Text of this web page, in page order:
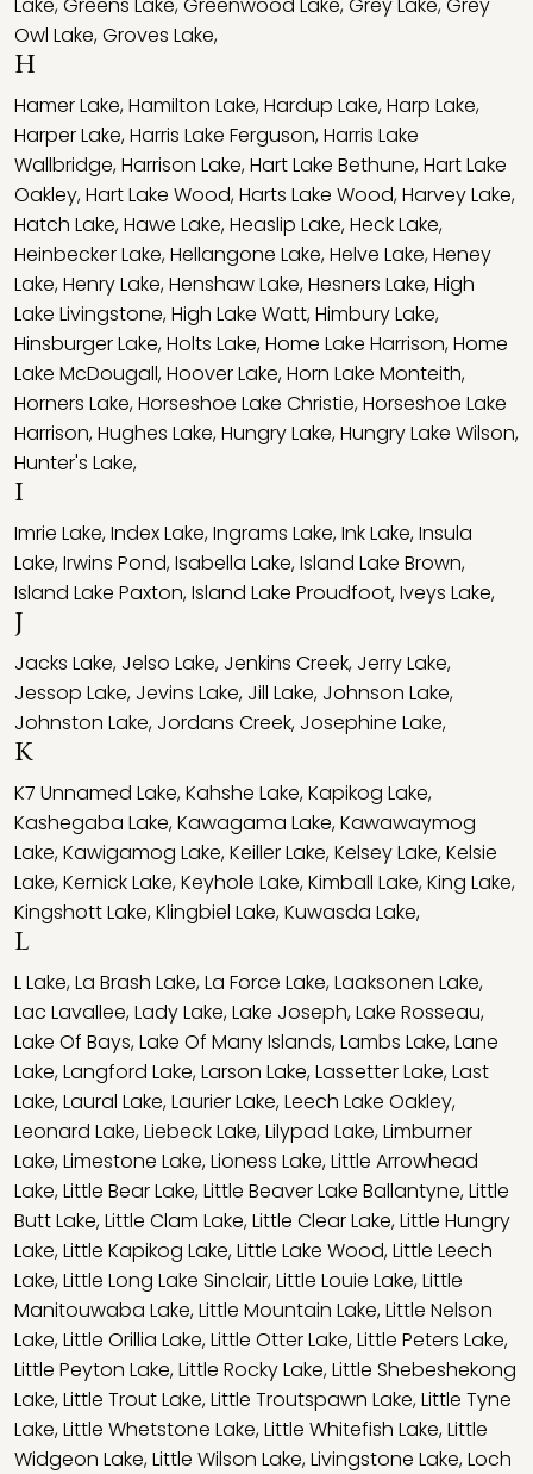
Owl Lake,Groves Lake,
H
Hamer Lake,Hamilton Lake,Hardup Lake,Harp Lake,
Harper Lake,Harris Lake Ferguson,Harris Lake
Wallbridge,Harrison Lake,Hart Lake Bethune,Hart Lake
Oakley,Hart Lake Wood,Harts Lake Wood,Harvey Lake,
Hatch Lake,Hawe Lake,Heaslip Lake,Heck Lake,
Heinbecker Lake,Hellangone Lake,Helve Lake,Heney
Lake,Henry Lake,Henshaw Lake,Hesners Lake,High
Lake Livingstone,High Lake Watt,Himbury Lake,
Hinsburger Lake,Holts Lake,Home Lake Harrison,Home
Lake McDougall,Hoover Lake,Horn Lake Monteith,
Horners Lake,Horseshoe Lake Christie,Horseshoe Lake
Harrison,Hughes Lake,Hungry Lake,Hungry Lake Wilson,
Hunter's Lake,
I
Imrie Lake,Index Lake,Ingrams Lake,Ink Lake,Insula
Lake,Irwins Pond,Isabella Lake,Island Lake Brown,
Island Lake Paxton,Island Lake Proudfoot,Iveys Lake,
J
Jacks Lake, Jelso Lake, Jenkins Creek, Jerry Lake,
Jessop Lake, Jevins Lake, Jill Lake, Johnson Lake,
Johnston Lake, Jordans Creek, Josephine Lake,
K
K7 Unnamed Lake,Kahshe Lake,Kapikog Lake,
Kashegaba Lake,Kawagama Lake,Kawawaymog
Lake,Kawigamog Lake,Keiller Lake,Kelsey Lake,Kelsie
Lake,Kernick Lake,Keyhole Lake,Kimball Lake,King Lake,
Kingshott Lake,Klingbiel Lake,Kuwasda Lake,
L
L Lake,La Brash Lake,La Force Lake,Laaksonen Lake,
Lac Lavallee,Lady Lake,Lake Joseph,Lake Rosseau,
Lake Of Bays,Lake Of Many Islands,Lambs Lake,Lane
Lake,Langford Lake,Larson Lake,Lassetter Lake,Last
Lake,Laural Lake,Laurier Lake,Leech Lake Oakley,
Leonard Lake,Liebeck Lake,Lilypad Lake,Limburner
Lake,Limestone Lake,Lioness Lake,Little Arrowhead
Lake,Little Bear Lake,Little Beaver Lake Ballantyne,Little
Butt Lake,Little Clam Lake,Little Clear Lake,Little Hungry
Lake,Little Kapikog Lake,Little Lake Wood,Little Leech
Lake,Little Long Lake Sinclair,Little Louie Lake,Little
Manitouwaba Lake,Little Mountain Lake,Little Nelson
Lake,Little Orillia Lake,Little Otter Lake,Little Peters Lake,
Little Peyton Lake,Little Rocky Lake,Little Shebeshekong
Lake,Little Trout Lake,Little Troutspawn Lake,Little Tyne
Lake,Little Whetstone Lake,Little Whitefish Lake,Little
Widgeon Lake,Little Wilson Lake,Livingstone Lake,Loch